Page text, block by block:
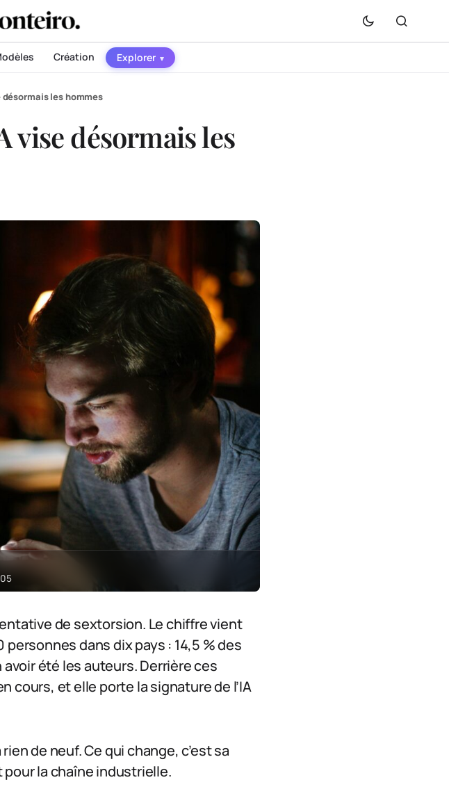
Création Explorer ▾
les hommes
vise désormais les
de sextorsion. Le chiffre vient
dans dix pays : 14,5 % des
été les auteurs. Derrière ces
cours, et elle porte la signature de l’IA
de neuf. Ce qui change, c’est sa
la chaîne industrielle.